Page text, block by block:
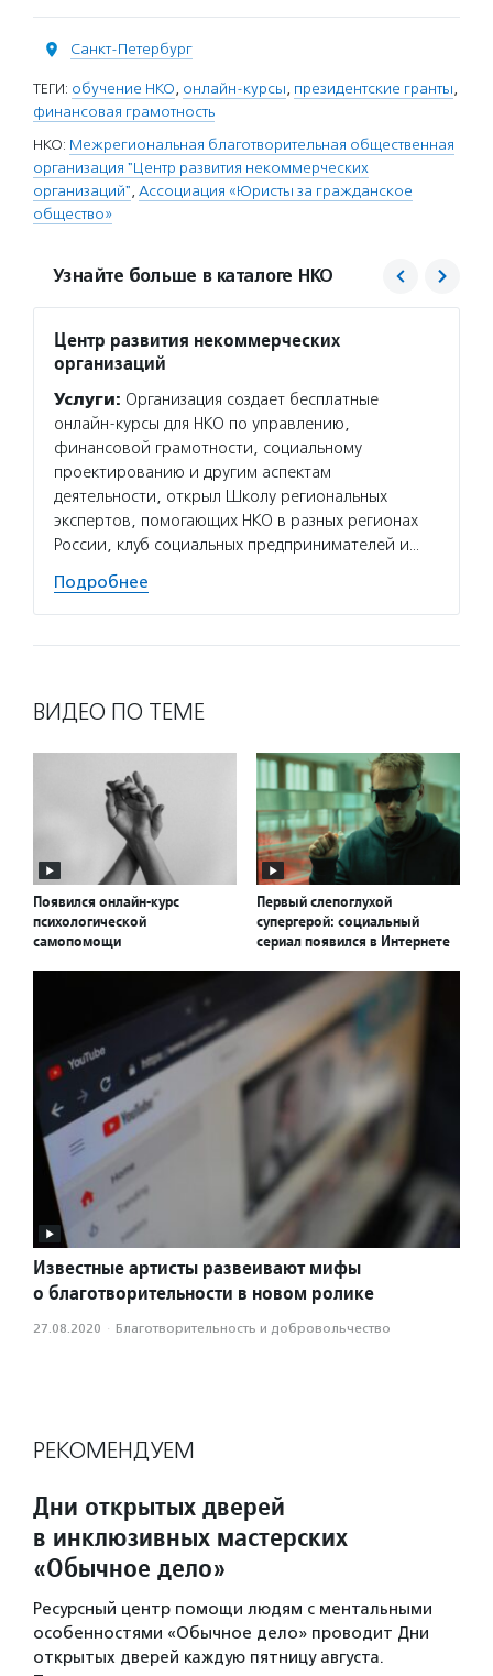
Санкт-Петербург
ТЕГИ: обучение НКО, онлайн-курсы, президентские гранты,
финансовая грамотность
НКО: Межрегиональная благотворительная общественная
организация "Центр развития некоммерческих
организаций", Ассоциация «Юристы за гражданское
общество»
Узнайте больше в каталоге НКО
Центр развития некоммерческих
организаций
Услуги: Организация создает бесплатные
онлайн-курсы для НКО по управлению,
финансовой грамотности, социальному
проектированию и другим аспектам
деятельности, открыл Школу региональных
экспертов, помогающих НКО в разных регионах
России, клуб социальных предпринимателей и…
Подробнее
ВИДЕО ПО ТЕМЕ
Появился онлайн-курс
психологической
самопомощи
Первый слепоглухой
супергерой: социальный
сериал появился в Интернете
Известные артисты развеивают мифы
о благотворительности в новом ролике
27.08.2020 · Благотвори­тель­ность и доброволь­чест­во
РЕКОМЕНДУЕМ
Дни открытых дверей
в инклюзивных мастерских
«Обычное дело»
Ресурсный центр помощи людям с ментальными
особенностями «Обычное дело» проводит Дни
открытых дверей каждую пятницу августа.